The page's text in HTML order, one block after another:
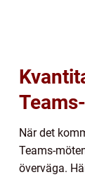
När det
Teams-
överväga.